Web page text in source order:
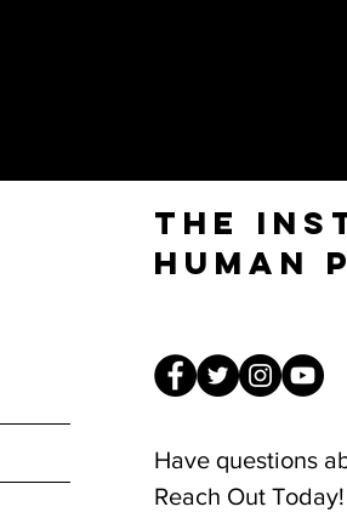
The
Human
Have questions
Reach Out Today!